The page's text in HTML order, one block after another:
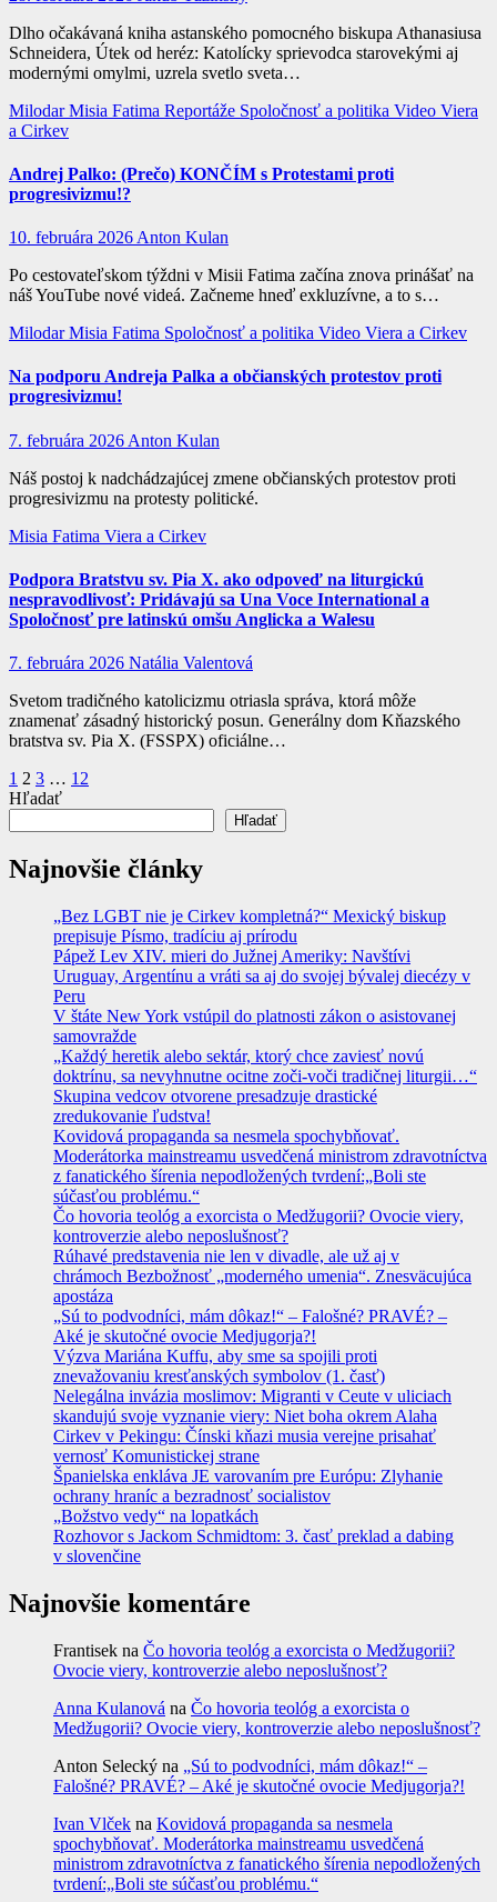
Dlho očakávaná kniha astanského pomocného biskupa Athanasiusa
Schneidera, Útek od heréz: Katolícky sprievodca starovekými aj
modernými omylmi, uzrela svetlo sveta…
MilodarMisia Fatima Reportáže Spoločnosť a politika Video Viera
a Cirkev
Andrej Palko: (Prečo) KONČÍM s Protestami proti
progresivizmu!?
10. februára 2026 Anton Kulan
Po cestovateľskom týždni v Misii Fatima začína znova prinášať na
náš YouTube nové videá. Začneme hneď exkluzívne, a to s…
MilodarMisia Fatima Spoločnosť a politika Video Viera a Cirkev
Na podporu Andreja Palka a občianských protestov proti
progresivizmu!
7. februára 2026 Anton Kulan
Náš postoj k nadchádzajúcej zmene občianských protestov proti
progresivizmu na protesty politické.
Misia Fatima Viera a Cirkev
Podpora Bratstvu sv. Pia X. ako odpoveď na liturgickú
nespravodlivosť: Pridávajú sa Una Voce International a
Spoločnosť pre latinskú omšu Anglicka a Walesu
7. februára 2026 Natália Valentová
Svetom tradičného katolicizmu otriasla správa, ktorá môže
znamenať zásadný historický posun. Generálny dom Kňazského
bratstva sv. Pia X. (FSSPX) oficiálne…
Stránkovanie
príspevkov
1 2 3 … 12
Hľadať
Hľadať
Najnovšie články
„Bez LGBT nie je Cirkev kompletná?“ Mexický biskup
prepisuje Písmo, tradíciu aj prírodu
Pápež Lev XIV. mieri do Južnej Ameriky: Navštívi
Uruguay, Argentínu a vráti sa aj do svojej bývalej diecézy v
Peru
V štáte New York vstúpil do platnosti zákon o asistovanej
samovražde
„Každý heretik alebo sektár, ktorý chce zaviesť novú
doktrínu, sa nevyhnutne ocitne zoči-voči tradičnej liturgii…“
Skupina vedcov otvorene presadzuje drastické
zredukovanie ľudstva!
Kovidová propaganda sa nesmela spochybňovať.
Moderátorka mainstreamu usvedčená ministrom zdravotníctva
z fanatického šírenia nepodložených tvrdení:„Boli ste
súčasťou problému.“
Čo hovoria teológ a exorcista o Medžugorii? Ovocie viery,
kontroverzie alebo neposlušnosť?
Rúhavé predstavenia nie len v divadle, ale už aj v
chrámoch Bezbožnosť „moderného umenia“. Znesväcujúca
apostáza
„Sú to podvodníci, mám dôkaz!“ – Falošné? PRAVÉ? –
Aké je skutočné ovocie Medjugorja?!
Výzva Mariána Kuffu, aby sme sa spojili proti
znevažovaniu kresťanských symbolov (1. časť)
Nelegálna invázia moslimov: Migranti v Ceute v uliciach
skandujú svoje vyznanie viery: Niet boha okrem Alaha
Cirkev v Pekingu: Čínski kňazi musia verejne prisahať
vernosť Komunistickej strane
Španielska enkláva JE varovaním pre Európu: Zlyhanie
ochrany hraníc a bezradnosť socialistov
„Božstvo vedy“ na lopatkách
Rozhovor s Jackom Schmidtom: 3. časť preklad a dabing
v slovenčine
Najnovšie komentáre
Frantisek na Čo hovoria teológ a exorcista o Medžugorii?
Ovocie viery, kontroverzie alebo neposlušnosť?
Anna Kulanová na Čo hovoria teológ a exorcista o
Medžugorii? Ovocie viery, kontroverzie alebo neposlušnosť?
Anton Selecký na „Sú to podvodníci, mám dôkaz!“ –
Falošné? PRAVÉ? – Aké je skutočné ovocie Medjugorja?!
Ivan Vlček na Kovidová propaganda sa nesmela
spochybňovať. Moderátorka mainstreamu usvedčená
ministrom zdravotníctva z fanatického šírenia nepodložených
tvrdení:„Boli ste súčasťou problému.“